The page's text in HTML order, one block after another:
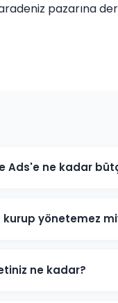
pazarına
Ads'e ne kadar
önerilmektedir.
yönetemez
büyük çoğunluğu
artırmaktadır.
ne kadar?